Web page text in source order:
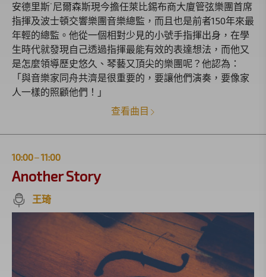
安德里斯˙尼爾森斯現今擔任萊比錫布商大廈管弦樂團首席
指揮及波士頓交響樂團音樂總監，而且也是前者150年來最
年輕的總監。他從一個相對少見的小號手指揮出身，在學
生時代就發現自己透過指揮最能有效的表達想法，而他又
是怎麼領導歷史悠久、琴藝又頂尖的樂團呢？他認為：
「與音樂家同舟共濟是很重要的，要讓他們演奏，要像家
人一樣的照顧他們！」
查看曲目
10:00 11:00
Another Story
王琦